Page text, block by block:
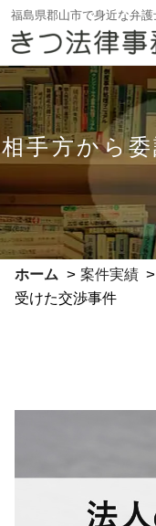
コ
ン
へ
ス
プ
福島県郡山市で身近な弁
相手方から
ホーム > 案件実績 >
受けた交渉事件